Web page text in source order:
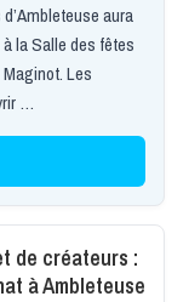
aura
la Salle des fêtes
Les
…
de créateurs :
à Ambleteuse